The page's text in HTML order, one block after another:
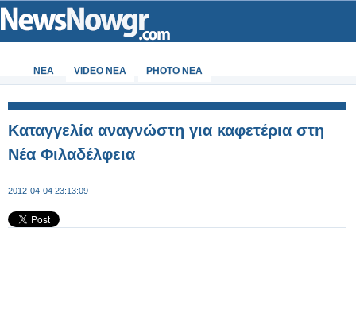
ΝΕΑ VIDEO NEA PHOTO NEA
Καταγγελία αναγνώστη για καφετέρια στη
Νέα Φιλαδέλφεια
2012-04-04 23:13:09